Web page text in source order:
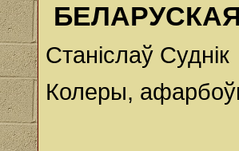
Станіслаў Суднік
Колеры,